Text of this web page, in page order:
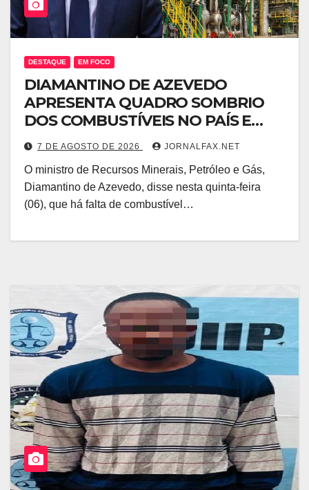
DESTAQUE EM FOCO
DIAMANTINO DE AZEVEDO
APRESENTA QUADRO SOMBRIO
DOS COMBUSTÍVEIS NO PAÍS E
LEVANTA DÚVIDAS SOBRE A
TRANSPARÊNCIA DAS CONTAS DO
GOVERNO
7 DE AGOSTO DE 2026 JORNALFAX.NET
O ministro de Recursos Minerais, Petróleo e Gás,
Diamantino de Azevedo, disse nesta quinta-feira
(06), que há falta de combustível…